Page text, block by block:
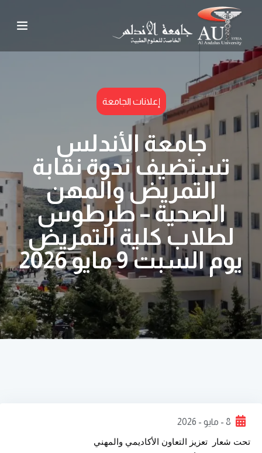
إعلانات الجامعة
جامعة الأندلس
تستضيف ندوة نقابة
التمريض والمهن
الصحية – طرطوس
لطلاب كلية التمريض
يوم السبت 9 مايو 2026
8 - مايو - 2026
تحت شعار  تعزيز التعاون الأكاديمي والمهني